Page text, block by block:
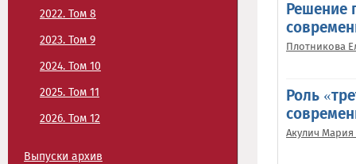
2022. Том 8
2023. Том 9
2024. Том 10
2025. Том 11
2026. Том 12
Выпуски архив
Решение
Плотникова
Роль
Акулич